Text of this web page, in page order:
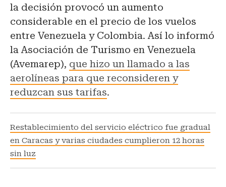
la decisión provocó un aumento
considerable en el precio de los vuelos
entre Venezuela y Colombia. Así lo informó
la Asociación de Turismo en Venezuela
(Avemarep), que hizo un llamado a las
aerolíneas para que reconsideren y
reduzcan sus tarifas.
Restablecimiento del servicio eléctrico fue gradual
en Caracas y varias ciudades cumplieron 12 horas
sin luz